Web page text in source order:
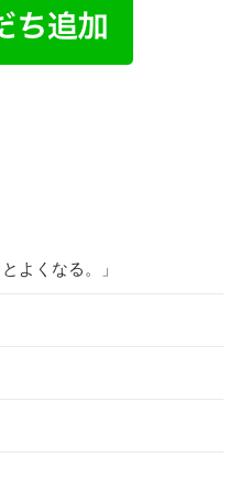
よくなる。」